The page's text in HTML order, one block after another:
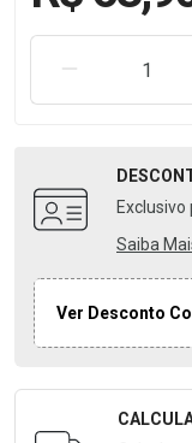
REMOVER
Saiba
Ver Desconto
Formulário